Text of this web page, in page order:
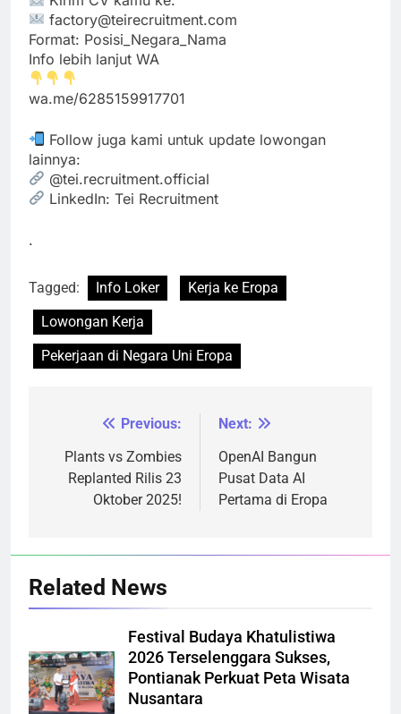
factory@teirecruitment.com
Format: Posisi_Negara_Nama
Info lebih lanjut WA
wa.me/6285159917701
Follow juga kami untuk update lowongan
lainnya:
@tei.recruitment.official
LinkedIn: Tei Recruitment
.
Tagged: Info Loker
Kerja ke Eropa
Lowongan Kerja
Pekerjaan di Negara Uni Eropa
Navigasi
pos
Previous:
Plants vs Zombies
Replanted Rilis 23
Oktober 2025!
Next:
OpenAI Bangun
Pusat Data AI
Pertama di Eropa
Related News
Festival Budaya Khatulistiwa
2026 Terselenggara Sukses,
Pontianak Perkuat Peta Wisata
Nusantara